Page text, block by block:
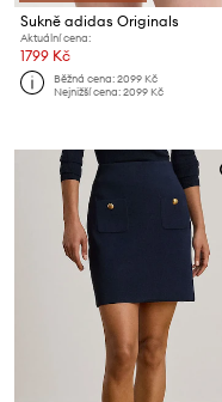
Sukně adidas Originals
Aktuální cena:
1799 Kč
Běžná cena:2099 Kč
Nejnižší cena:2099 Kč